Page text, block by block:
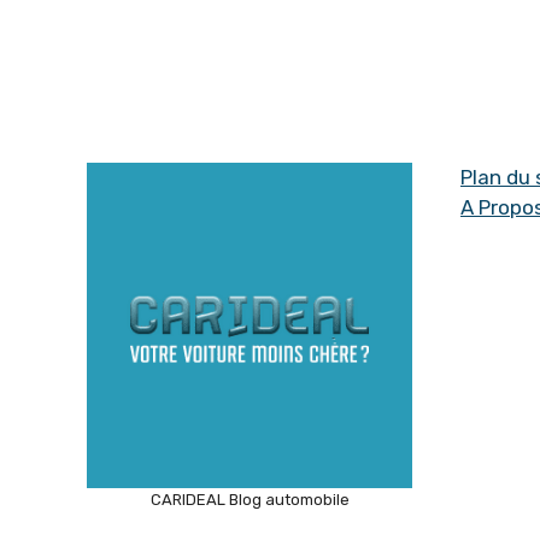
CARIDEAL Blog automobile
Plan du
A